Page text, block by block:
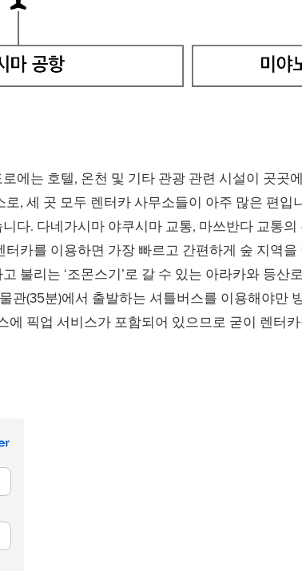
에는 호텔, 온천 및 기타 관광 관련 시설이 곳곳
로, 세 곳 모두 렌터카 사무소들이 아주 많은 편입
다. 다네가시마 야쿠시마 교통, 마쓰반다 교통
카를 이용하면 가장 빠르고 간편하게 숲 지역
불리는 ‘조몬스기’로 갈 수 있는 아라카와 등산
관(35분)에서 출발하는 셔틀버스를 이용해야만
에 픽업 서비스가 포함되어 있으므로 굳이 렌터